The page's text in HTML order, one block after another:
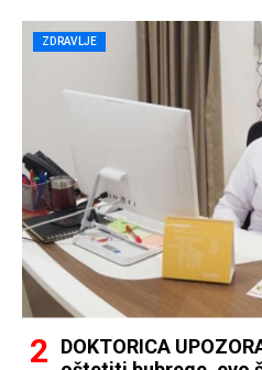
ZDRAVLJE
DOKTORICA